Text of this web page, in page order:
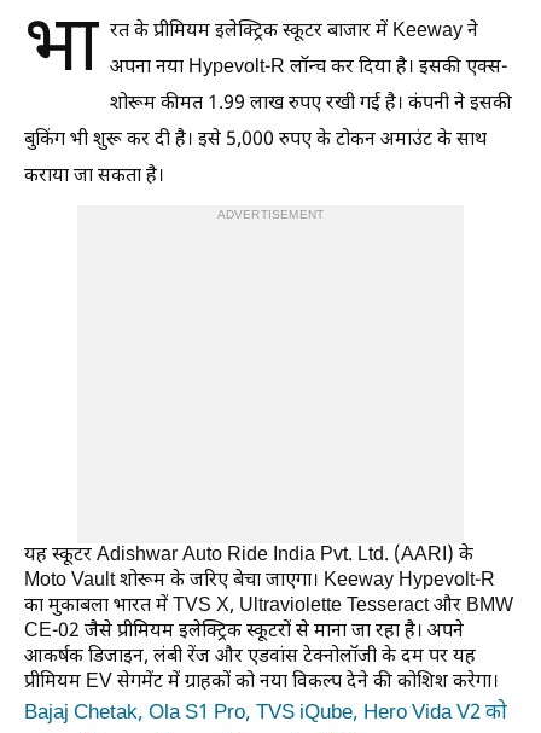
भा रत के प्रीमियम इलेक्ट्रिक स्कूटर बाजार में Keeway ने
अपना नया Hypevolt-R लॉन्च कर दिया है। इसकी एक्स-
शोरूम कीमत 1.99 लाख रुपए रखी गई है। कंपनी ने इसकी
बुकिंग भी शुरू कर दी है। इसे 5,000 रुपए के टोकन अमाउंट के साथ
कराया जा सकता है।
ADVERTISEMENT
यह स्कूटर Adishwar Auto Ride India Pvt. Ltd. (AARI) के
Moto Vault शोरूम के जरिए बेचा जाएगा। Keeway Hypevolt-R
का मुकाबला भारत में TVS X, Ultraviolette Tesseract और BMW
CE-02 जैसे प्रीमियम इलेक्ट्रिक स्कूटरों से माना जा रहा है। अपने
आकर्षक डिजाइन, लंबी रेंज और एडवांस टेक्नोलॉजी के दम पर यह
प्रीमियम EV सेगमेंट में ग्राहकों को नया विकल्प देने की कोशिश करेगा।
Bajaj Chetak, Ola S1 Pro, TVS iQube, Hero Vida V2 को